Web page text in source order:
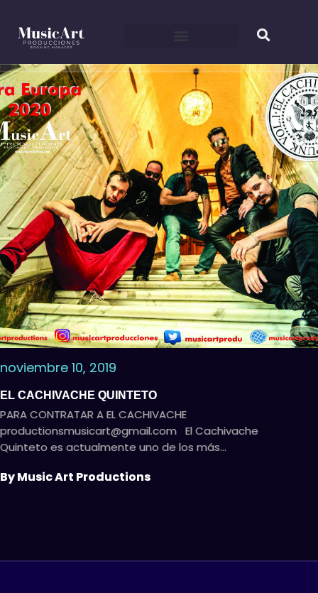
noviembre 10, 2019
EL CACHIVACHE QUINTETO
PARA CONTRATAR A EL CACHIVACHE
productionsmusicart@gmail.com El Cachivache
Quinteto es actualmente uno de los más…
By Music Art Productions